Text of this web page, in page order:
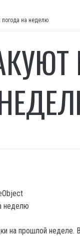
погода на неделю
на прошлой неделе.